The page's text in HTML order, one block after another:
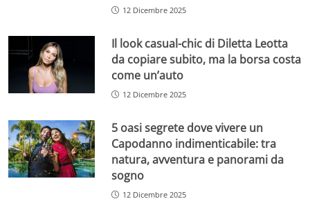
12 Dicembre 2025
Il look casual-chic di Diletta Leotta
da copiare subito, ma la borsa costa
come un’auto
12 Dicembre 2025
5 oasi segrete dove vivere un
Capodanno indimenticabile: tra
natura, avventura e panorami da
sogno
12 Dicembre 2025